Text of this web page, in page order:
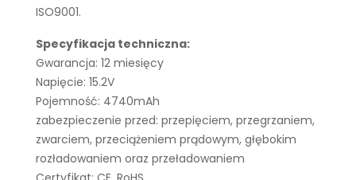
ISO9001.
Specyfikacja techniczna:
Gwarancja: 12 miesięcy
Napięcie: 15.2V
Pojemność: 4740mAh
zabezpieczenie przed: przepięciem, przegrzaniem,
zwarciem, przeciążeniem prądowym, głębokim
rozładowaniem oraz przeładowaniem